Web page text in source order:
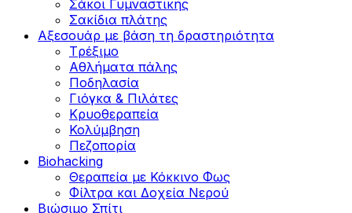
Σάκοι Γυμναστικής
Σακίδια πλάτης
Αξεσουάρ με βάση τη δραστηριότητα
Tρέξιμο
Αθλήματα πάλης
Ποδηλασία
Γιόγκα & Πιλάτες
Κρυοθεραπεία
Κολύμβηση
Πεζοπορία
Biohacking
Θεραπεία με Κόκκινο Φως
Φίλτρα και Δοχεία Νερού
Βιώσιμο Σπίτι